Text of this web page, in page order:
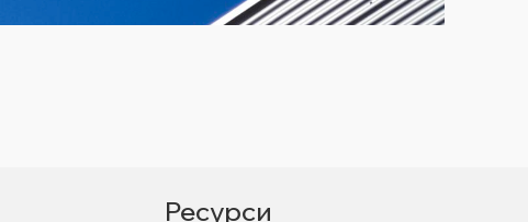
Ресурси